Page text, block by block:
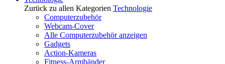
Zurück zu allen Kategorien Technologie
Computerzubehör
Webcam-Cover
Alle Computerzubehör anzeigen
Gadgets
Action-Kameras
Fitness-Armbänder